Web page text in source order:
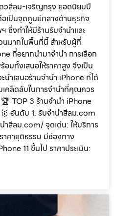
วสีลม-เจริญกรุง ยอดนิยมปี
เป็นจุดศูนย์กลางด้านธุรกิจ
ซึ่งทำให้มีร้านรับจำนำและ
นมากในพื้นที่นี้ สำหรับผู้ที่
ที่อยากนำมาจำนำ การเลือก
มทั้งเสนอให้ราคาสูง จึงเป็น
ำเสนอร้านจำนำ iPhone ที่ได้
คล็ดลับในการจำนำที่คุณควร
TOP 3 ร้านจำนำ iPhone
อันดับ 1: รับจำนำสีลม.com
สีลม.com/ จุดเด่น: ให้บริการ
าคายุติธรรม มีช่องทาง
11 ขึ้นไป ราคาประเมิน: